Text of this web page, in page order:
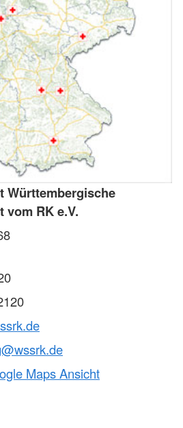
Württembergische
vom RK e.V.
Maps Ansicht